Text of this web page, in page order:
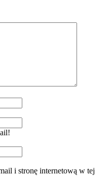
i stronę internetową w tej